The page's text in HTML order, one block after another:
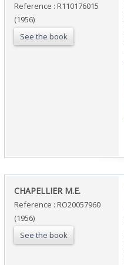
Reference : R110176015
(1956)
See the book
‎CHAPELLIER M.E.‎
Reference : RO20057960
(1956)
See the book